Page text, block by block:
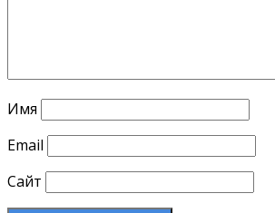
Имя
Email
Сайт